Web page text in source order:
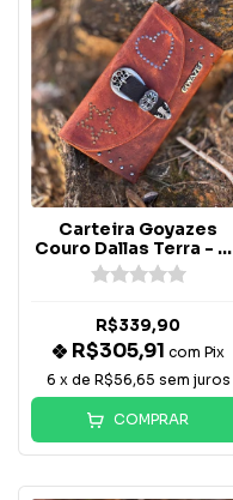
Carteira Goyazes
Couro Dallas Terra - C-
2631
R$339,90
R$305,91 com Pix
6 x de R$56,65 sem juros
COMPRAR